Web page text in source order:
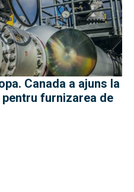
Canada a ajuns la
furnizarea de